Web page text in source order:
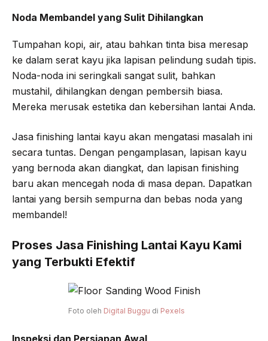
Noda Membandel yang Sulit Dihilangkan
Tumpahan kopi, air, atau bahkan tinta bisa meresap
ke dalam serat kayu jika lapisan pelindung sudah tipis.
Noda-noda ini seringkali sangat sulit, bahkan
mustahil, dihilangkan dengan pembersih biasa.
Mereka merusak estetika dan kebersihan lantai Anda.
Jasa finishing lantai kayu akan mengatasi masalah ini
secara tuntas. Dengan pengamplasan, lapisan kayu
yang bernoda akan diangkat, dan lapisan finishing
baru akan mencegah noda di masa depan. Dapatkan
lantai yang bersih sempurna dan bebas noda yang
membandel!
Proses Jasa Finishing Lantai Kayu Kami
yang Terbukti Efektif
Foto oleh Digital Buggu di Pexels
Inspeksi dan Persiapan Awal